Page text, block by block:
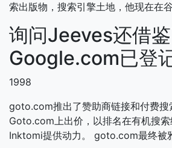
索出版物，搜索引擎土地，他现在在谷
询问Jeeves还借
Google.com已登记
1998
goto.com推出了赞助商链接和付费搜
Goto.com上出价，以排名在有机搜
Inktomi提供动力。 goto.com最终被